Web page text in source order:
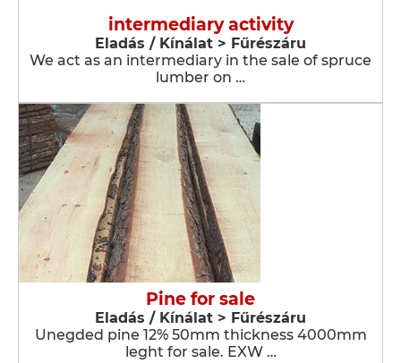
intermediary activity
Eladás / Kínálat > Fűrészáru
We act as an intermediary in the sale of spruce
lumber on …
Pine for sale
Eladás / Kínálat > Fűrészáru
Unegded pine 12% 50mm thickness 4000mm
leght for sale. EXW …